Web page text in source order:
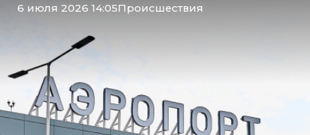
6 июля 2026 14:05Происшествия